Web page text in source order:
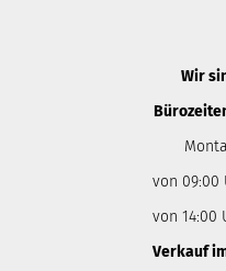
Wir
von 09:00
von 14:00
Verkauf